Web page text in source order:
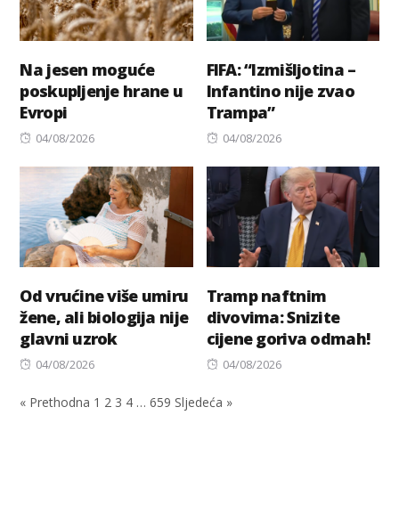
Na jesen moguće
poskupljenje hrane u
Evropi
Posted
04/08/2026
FIFA: “Izmišljotina –
Infantino nije zvao
Trampa”
Posted
04/08/2026
Od vrućine više umiru
žene, ali biologija nije
glavni uzrok
Posted
04/08/2026
Tramp naftnim
divovima: Snizite
cijene goriva odmah!
Posted
04/08/2026
« Prethodna 1 2 3 4 … 659 Sljedeća »